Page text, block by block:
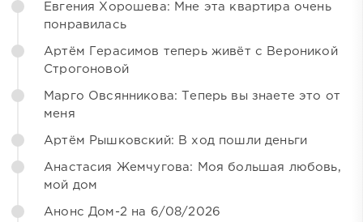
Евгения Хорошева: Мне эта квартира очень
понравилась
Артём Герасимов теперь живёт с Вероникой
Строгоновой
Марго Овсянникова: Теперь вы знаете это от
меня
Артём Рышковский: В ход пошли деньги
Анастасия Жемчугова: Моя большая любовь,
мой дом
Анонс Дом-2 на 6/08/2026